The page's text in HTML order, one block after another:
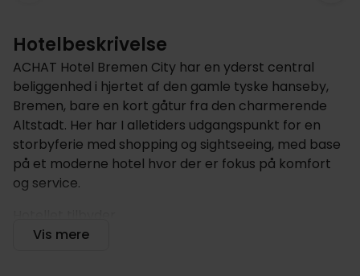
Hotelbeskrivelse
ACHAT Hotel Bremen City har en yderst central
beliggenhed i hjertet af den gamle tyske hanseby,
Bremen, bare en kort gåtur fra den charmerende
Altstadt. Her har I alletiders udgangspunkt for en
storbyferie med shopping og sightseeing, med base
på et moderne hotel hvor der er fokus på komfort
og service.
Vis mere